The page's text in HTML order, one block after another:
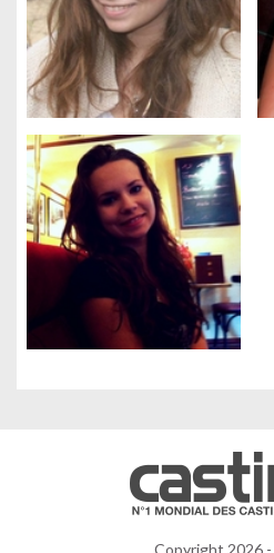
Copyright 2026
Gestion des cookies
Nous utilisons des cookies qui
améliorent la performance et la
Faites-nous part de vos préférences
Mesure d'audience
Régies publicitaires